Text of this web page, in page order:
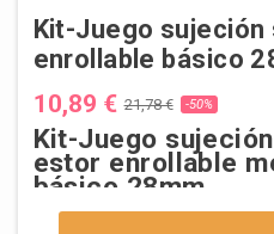
Kit-Juego
enrollable básico
10,89 € 21,78 € -50%
Kit-Juego
estor enrollable
básico 28mm